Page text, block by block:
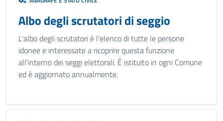
Albo degli scrutatori di seggio
L'albo degli scrutatori è l'elenco di tutte le persone
idonee e interessate a ricoprire questa funzione
all'interno dei seggi elettorali. È istituito in ogni Comune
ed è aggiornato annualmente.